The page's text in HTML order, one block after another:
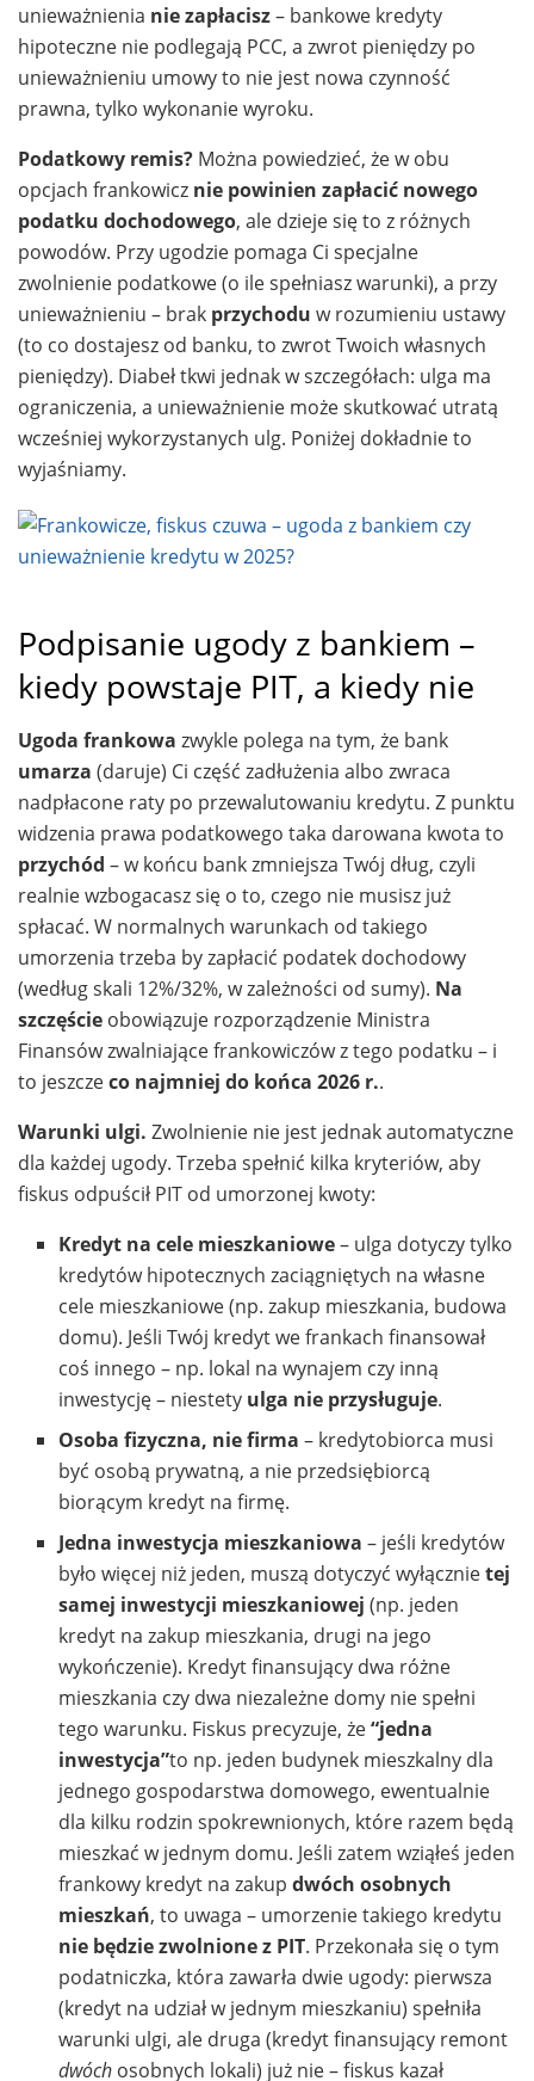
unieważnienia nie zapłacisz– bankowe kredyty
hipoteczne nie podlegają PCC, a zwrot pieniędzy po
unieważnieniu umowy to nie jest nowa czynność
prawna, tylko wykonanie wyroku.
Podatkowy remis? Można powiedzieć, że w obu
opcjach frankowicz nie powinien zapłacić nowego
podatku dochodowego, ale dzieje się to z różnych
powodów. Przy ugodzie pomaga Ci specjalne
zwolnienie podatkowe (o ile spełniasz warunki), a przy
unieważnieniu – brak przychodu w rozumieniu ustawy
(to co dostajesz od banku, to zwrot Twoich własnych
pieniędzy). Diabeł tkwi jednak w szczegółach: ulga ma
ograniczenia, a unieważnienie może skutkować utratą
wcześniej wykorzystanych ulg. Poniżej dokładnie to
wyjaśniamy.
Podpisanie ugody z bankiem –
kiedy powstaje PIT, a kiedy nie
Ugoda frankowa zwykle polega na tym, że bank
umarza (daruje) Ci część zadłużenia albo zwraca
nadpłacone raty po przewalutowaniu kredytu. Z punktu
widzenia prawa podatkowego taka darowana kwota to
przychód – w końcu bank zmniejsza Twój dług, czyli
realnie wzbogacasz się o to, czego nie musisz już
spłacać. W normalnych warunkach od takiego
umorzenia trzeba by zapłacić podatek dochodowy
(według skali 12%/32%, w zależności od sumy). Na
szczęście obowiązuje rozporządzenie Ministra
Finansów zwalniające frankowiczów z tego podatku – i
to jeszczeco najmniej do końca 2026 r..
Warunki ulgi. Zwolnienie nie jest jednak automatyczne
dla każdej ugody. Trzeba spełnić kilka kryteriów, aby
fiskus odpuścił PIT od umorzonej kwoty:
Kredyt na cele mieszkaniowe– ulga dotyczy tylko
kredytów hipotecznych zaciągniętych na własne
cele mieszkaniowe (np. zakup mieszkania, budowa
domu). Jeśli Twój kredyt we frankach finansował
coś innego – np. lokal na wynajem czy inną
inwestycję – niestety ulga nie przysługuje.
Osoba fizyczna, nie firma – kredytobiorca musi
być osobą prywatną, a nie przedsiębiorcą
biorącym kredyt na firmę.
Jedna inwestycja mieszkaniowa – jeśli kredytów
było więcej niż jeden, muszą dotyczyć wyłącznietej
samej inwestycji mieszkaniowej (np. jeden
kredyt na zakup mieszkania, drugi na jego
wykończenie). Kredyt finansujący dwa różne
mieszkania czy dwa niezależne domy nie spełni
tego warunku. Fiskus precyzuje, że“jedna
inwestycja”to np. jeden budynek mieszkalny dla
jednego gospodarstwa domowego, ewentualnie
dla kilku rodzin spokrewnionych, które razem będą
mieszkać w jednym domu. Jeśli zatem wziąłeś jeden
frankowy kredyt na zakupdwóch osobnych
mieszkań, to uwaga – umorzenie takiego kredytu
nie będzie zwolnione z PIT. Przekonała się o tym
podatniczka, która zawarła dwie ugody: pierwsza
(kredyt na udział w jednym mieszkaniu) spełniła
warunki ulgi, ale druga (kredyt finansujący remont
dwóch osobnych lokali) już nie – fiskus kazał